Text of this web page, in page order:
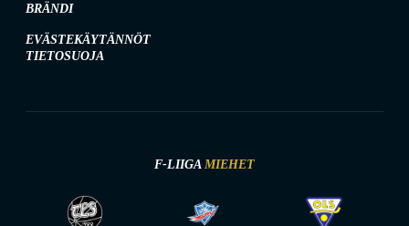
BRÄNDI
EVÄSTEKÄYTÄNNÖT
TIETOSUOJA
F-LIIGA MIEHET